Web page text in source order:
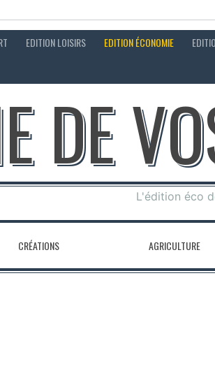
EDITION LOISIRS EDITION ÉCONOMIE
DE
L'édition éco
CRÉATIONS AGRICULTURE